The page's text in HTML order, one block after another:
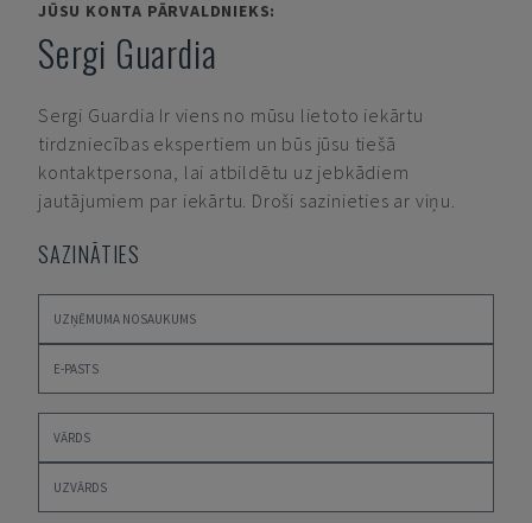
JŪSU KONTA PĀRVALDNIEKS:
Sergi Guardia
Sergi Guardia Ir viens no mūsu lietoto iekārtu
tirdzniecības ekspertiem un būs jūsu tiešā
kontaktpersona, lai atbildētu uz jebkādiem
jautājumiem par iekārtu. Droši sazinieties ar viņu.
SAZINĀTIES